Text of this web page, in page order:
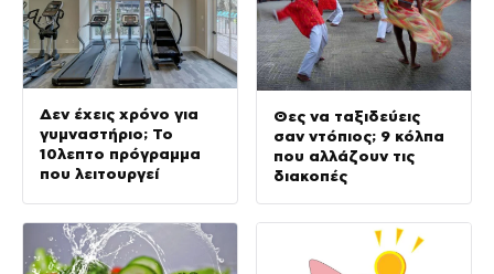
Δεν έχεις χρόνο για
γυμναστήριο; Το
10λεπτο πρόγραμμα
που λειτουργεί
Θες να ταξιδεύεις
σαν ντόπιος; 9 κόλπα
που αλλάζουν τις
διακοπές